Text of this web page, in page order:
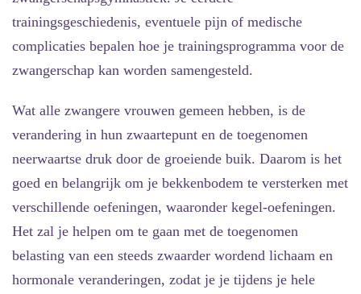
trainingsgeschiedenis, eventuele pijn of medische
complicaties bepalen hoe je trainingsprogramma voor de
zwangerschap kan worden samengesteld.
Wat alle zwangere vrouwen gemeen hebben, is de
verandering in hun zwaartepunt en de toegenomen
neerwaartse druk door de groeiende buik. Daarom is het
goed en belangrijk om je bekkenbodem te versterken met
verschillende oefeningen, waaronder kegel-oefeningen.
Het zal je helpen om te gaan met de toegenomen
belasting van een steeds zwaarder wordend lichaam en
hormonale veranderingen, zodat je je tijdens je hele